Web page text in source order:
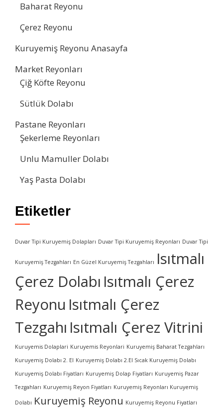
Baharat Reyonu
Çerez Reyonu
Kuruyemiş Reyonu Anasayfa
Market Reyonları
Çiğ Köfte Reyonu
Sütlük Dolabı
Pastane Reyonları
Şekerleme Reyonları
Unlu Mamuller Dolabı
Yaş Pasta Dolabı
Etiketler
Duvar Tipi Kuruyemiş Dolapları Duvar Tipi Kuruyemiş Reyonları Duvar Tipi
Kuruyemiş Tezgahları En Güzel Kuruyemiş Tezgahları Isıtmalı
Çerez Dolabı Isıtmalı Çerez
Reyonu Isıtmalı Çerez
Tezgahı Isıtmalı Çerez Vitrini
Kuruyemis Dolaplari Kuruyemis Reyonlari Kuruyemiş Baharat Tezgahları
Kuruyemiş Dolabı 2. El Kuruyemiş Dolabı 2.El Sıcak Kuruyemiş Dolabı
Kuruyemiş Dolabı Fiyatları Kuruyemiş Dolap Fiyatları Kuruyemiş Pazar
Tezgahları Kuruyemiş Reyon Fiyatları Kuruyemiş Reyonları Kuruyemiş
Dolabı Kuruyemiş Reyonu Kuruyemiş Reyonu Fiyatları